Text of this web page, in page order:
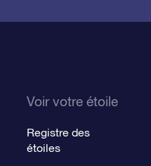
Voir votre étoile
Registre des
étoiles